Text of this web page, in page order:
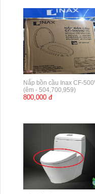
Nắp bồn cầu Inax CF-
(êm - 504,700,959)
800,000 đ